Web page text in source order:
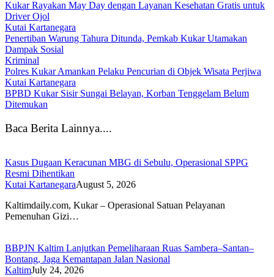
Kukar Rayakan May Day dengan Layanan Kesehatan Gratis untuk
Driver Ojol
Kutai Kartanegara
Penertiban Warung Tahura Ditunda, Pemkab Kukar Utamakan
Dampak Sosial
Kriminal
Polres Kukar Amankan Pelaku Pencurian di Objek Wisata Perjiwa
Kutai Kartanegara
BPBD Kukar Sisir Sungai Belayan, Korban Tenggelam Belum
Ditemukan
Baca Berita Lainnya....
Kasus Dugaan Keracunan MBG di Sebulu, Operasional SPPG
Resmi Dihentikan
Kutai KartanegaraAugust 5, 2026
Kaltimdaily.com, Kukar – Operasional Satuan Pelayanan
Pemenuhan Gizi…
BBPJN Kaltim Lanjutkan Pemeliharaan Ruas Sambera–Santan–
Bontang, Jaga Kemantapan Jalan Nasional
KaltimJuly 24, 2026